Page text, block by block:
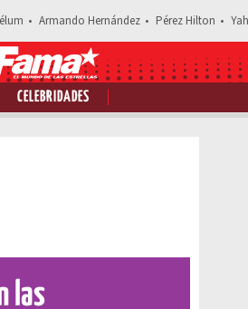
Armando Hernández Pérez Hilton
CELEBRIDADES
Comparte esta noticia
las